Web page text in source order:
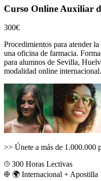
Curso Online Auxiliar
300€
Procedimientos para atender
una oficina de farmacia.
para alumnos de Sevilla,
modalidad online internacional.
>> Únete a más de 1.000.000
300 Horas Lectivas
🌍 Internacional + Apostilla